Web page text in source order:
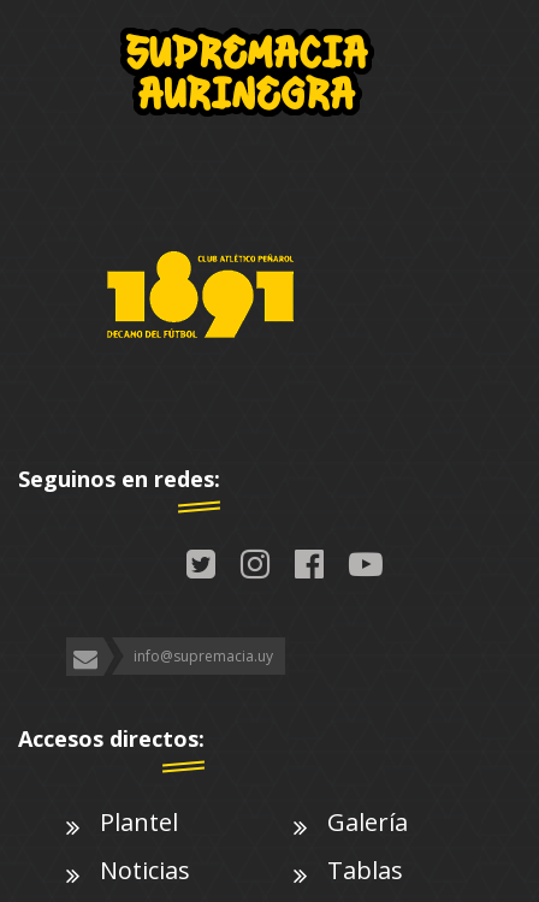
Seguinos en redes:
info@supremacia.uy
Accesos directos:
Plantel
Galería
Noticias
Tablas